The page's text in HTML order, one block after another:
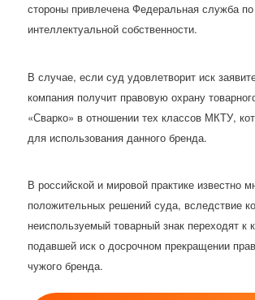
стороны привлечена Федеральная служба по
интеллектуальной собственности.
В случае, если суд удовлетворит иск
компания получит правовую охрану
«Сварко» в отношении тех классов МКТУ,
для использования данного бренда.
В российской и мировой практике известно
положительных решений суда, вследствие
неиспользуемый товарный знак переходят к
подавшей иск о досрочном прекращении
чужого бренда.